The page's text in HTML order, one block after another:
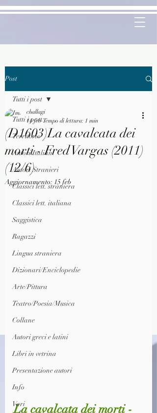
Post
Tutti i post
Territorio
Autori Italiani
Autori Stranieri
Classici lett. straniera
Classici lett. italiana
Saggistica
Ragazzi
Lingua straniera
Dizionari/Enciclopedie
Arte/Pittura
Teatro/Poesia/Musica
Collane
Autori greci e latini
Libri in vetrina
Presentazione autori
Info
Vari
Tutti i post
(D1603)La cavalcata dei
morti - Fred Vargas (2011)
(12/6)
challagi
14 feb Tempo di lettura: 1 min
Aggiornamento: 15 feb
La cavalcata dei morti -